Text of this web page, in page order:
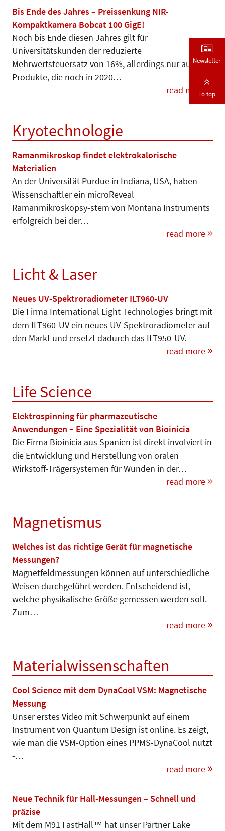
Bis Ende des Jahres – Preissenkung NIR-
Kompaktkamera Bobcat 100 GigE!
Noch bis Ende diesen Jahres gilt für
Universitätskunden der reduzierte
Mehrwertsteuersatz von 16%, allerdings nur auf
Produkte, die noch in 2020…
read more
Kryotechnologie
Ramanmikroskop findet elektrokalorische
Materialien
An der Universität Purdue in Indiana, USA, haben
Wissenschaftler ein microReveal
Ramanmikroskopsy-stem von Montana Instruments
erfolgreich bei der…
read more
Licht & Laser
Neues UV-Spektroradiometer ILT960-UV
Die Firma International Light Technologies bringt mit
dem ILT960-UV ein neues UV-Spektroradiometer auf
den Markt und ersetzt dadurch das ILT950-UV.
read more
Life Science
Elektrospinning für pharmazeutische
Anwendungen – Eine Spezialität von Bioinicia
Die Firma Bioinicia aus Spanien ist direkt involviert in
die Entwicklung und Herstellung von oralen
Wirkstoff-Trägersystemen für Wunden in der…
read more
Magnetismus
Welches ist das richtige Gerät für magnetische
Messungen?
Magnetfeldmessungen können auf unterschiedliche
Weisen durchgeführt werden. Entscheidend ist,
welche physikalische Größe gemessen werden soll.
Zum…
read more
Materialwissenschaften
Cool Science mit dem DynaCool VSM: Magnetische
Messung
Unser erstes Video mit Schwerpunkt auf einem
Instrument von Quantum Design ist online. Es zeigt,
wie man die VSM-Option eines PPMS-DynaCool nutzt
-…
read more
Neue Technik für Hall-Messungen – Schnell und
präzise
Mit dem M91 FastHall™ hat unser Partner Lake
Newsletter
To top